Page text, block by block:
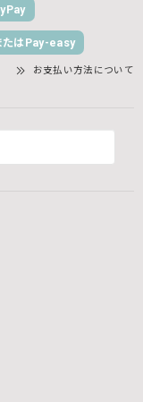
たはPay-easy
お支払い方法について